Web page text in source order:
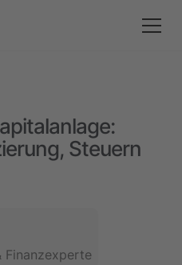
Steuern
Finanzexperte